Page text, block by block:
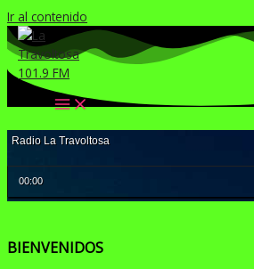
Ir al contenido
BIENVENIDOS